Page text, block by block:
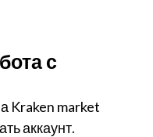
с
Kraken market
аккаунт.